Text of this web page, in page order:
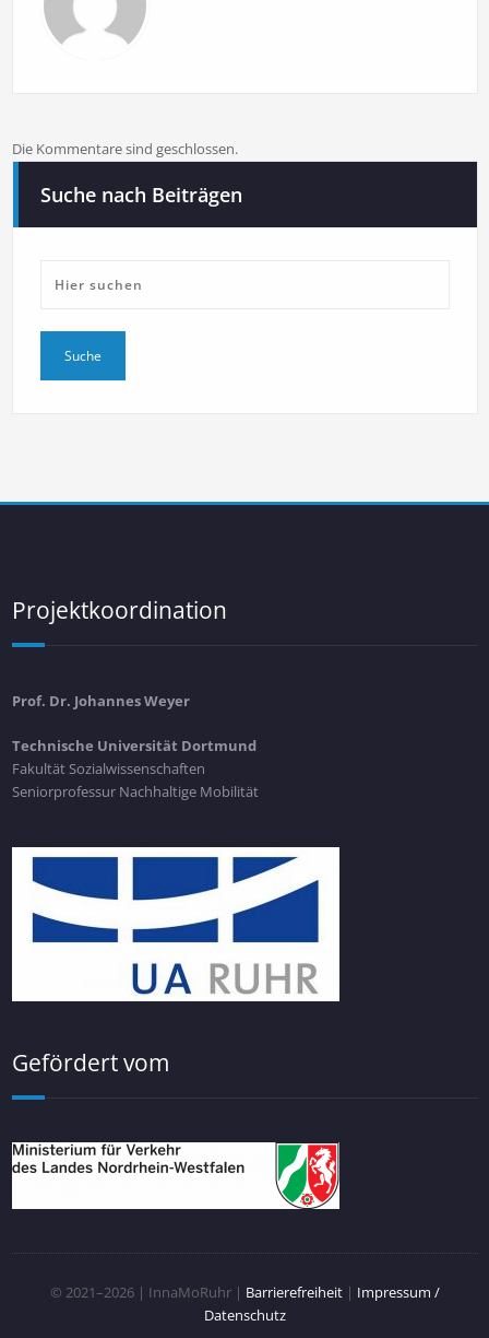
Die Kommentare sind geschlossen.
Suche nach Beiträgen
Projektkoordination
Prof. Dr. Johannes Weyer
Technische Universität Dortmund
Fakultät Sozialwissenschaften
Seniorprofessur Nachhaltige Mobilität
Gefördert vom
© 2021–2026 | InnaMoRuhr | Barrierefreiheit| Impressum /
Datenschutz